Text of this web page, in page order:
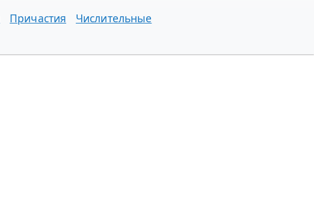
Причастия
Числительные